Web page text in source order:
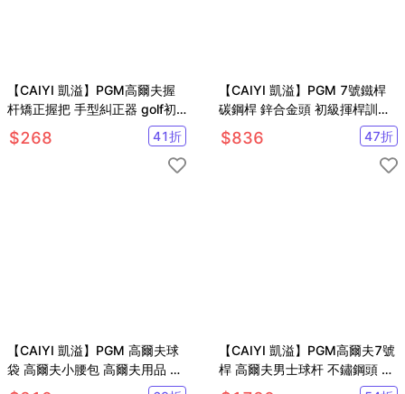
【CAIYI 凱溢】PGM高爾夫握
杆矯正握把 手型糾正器 golf初
學者練習握把
$268 41折
【CAIYI 凱溢】PGM 7號鐵桿
碳鋼桿 鋅合金頭 初級揮桿訓練
6~8 age
$836 47折
【CAIYI 凱溢】PGM 高爾夫球
袋 高爾夫小腰包 高爾夫用品 皮
革高爾夫球包
【CAIYI 凱溢】PGM高爾夫7號
桿 高爾夫男士球杆 不鏽鋼頭 高
爾夫練習杆 鐵桿 男士碳素桿